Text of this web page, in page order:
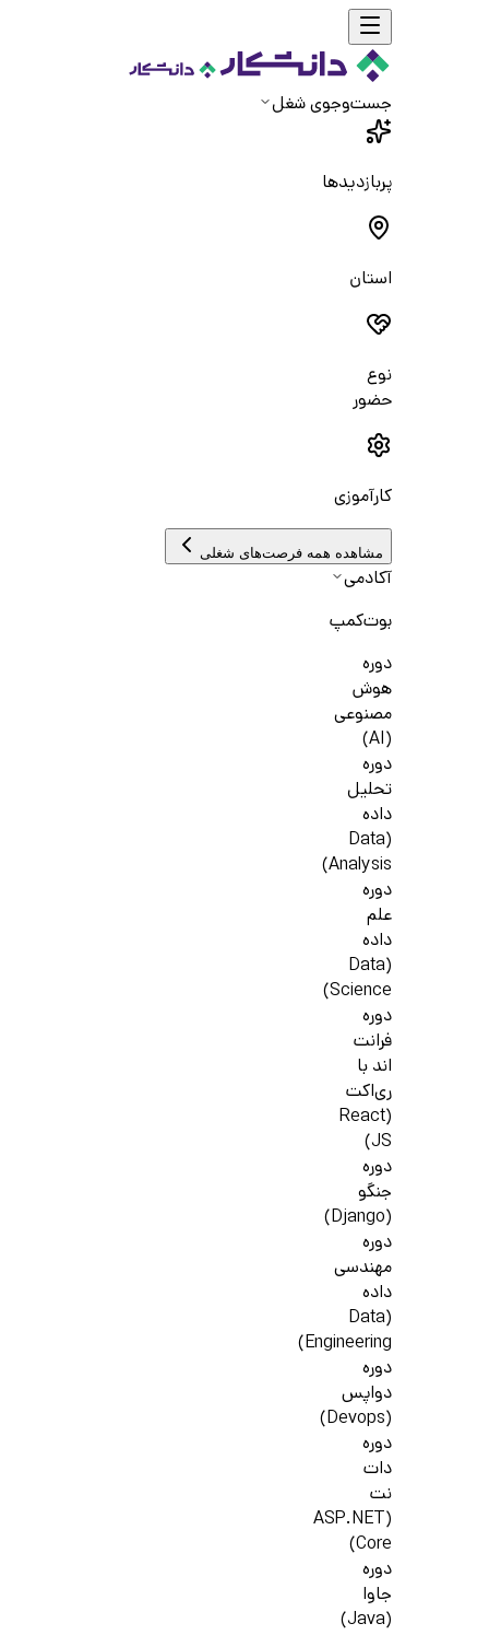
جست‌و‌جوی شغل
پربازدیدها
استان
نوع
حضور
کارآموزی
مشاهده همه فرصت‌های شغلی
آکادمی
بوت‌کمپ
دوره
هوش
مصنوعی
(AI)
دوره
تحلیل
داده
(Data
Analysis)
دوره
علم
داده
(Data
Science)
دوره
فرانت
اند با
ری‌اکت
(React
JS)
دوره
جنگو
(Django)
دوره
مهندسی
داده
(Data
Engineering)
دوره
دواپس
(Devops)
دوره
دات
نت
(ASP.NET
Core)
دوره
جاوا
(Java)